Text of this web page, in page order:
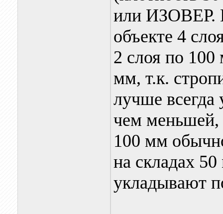
или ИЗОВЕР.
объекте 4
2 слоя по
мм, т.к.
лучше
чем меньшей,
100 мм
на складах
укладывают